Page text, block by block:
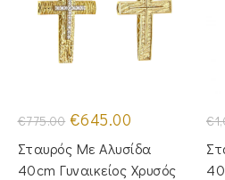
€775.00 Original
price
was:
€775.00.
€645.00
τιμή
είναι:
€645.00.
Σταυρός Με Αλυσίδα
40cm Γυναικείος Χρυσός
€